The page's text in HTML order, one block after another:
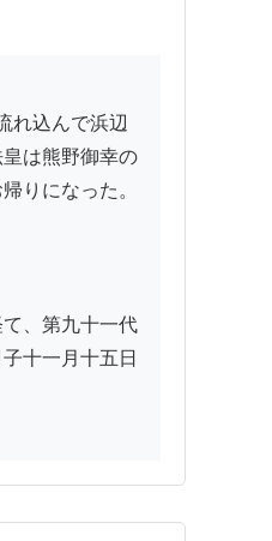
は熊野御幸の
りになった。
、第九十一代
十一月十五日